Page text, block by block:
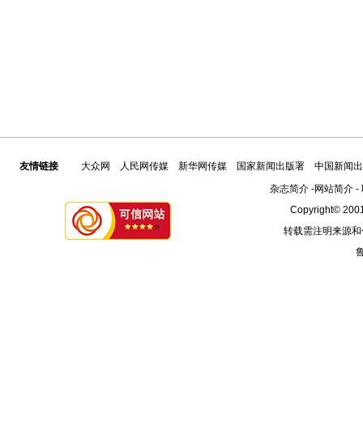
友情链接 大众网 人民网传媒 新华网传媒 国家新闻出版署
中国新闻
杂志简介-网站简介-
Copyright©
转载需注明来源